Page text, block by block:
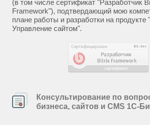
(в том числе сертификат "Разработчик
Framework"), подтвердающий мою
плане работы и разработки на продукте
Управление сайтом".
Консультирование по
бизнеса, сайтов и CMS 1С-